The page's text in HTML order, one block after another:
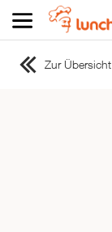
ZUR STARTSEITE
Zur Übersicht